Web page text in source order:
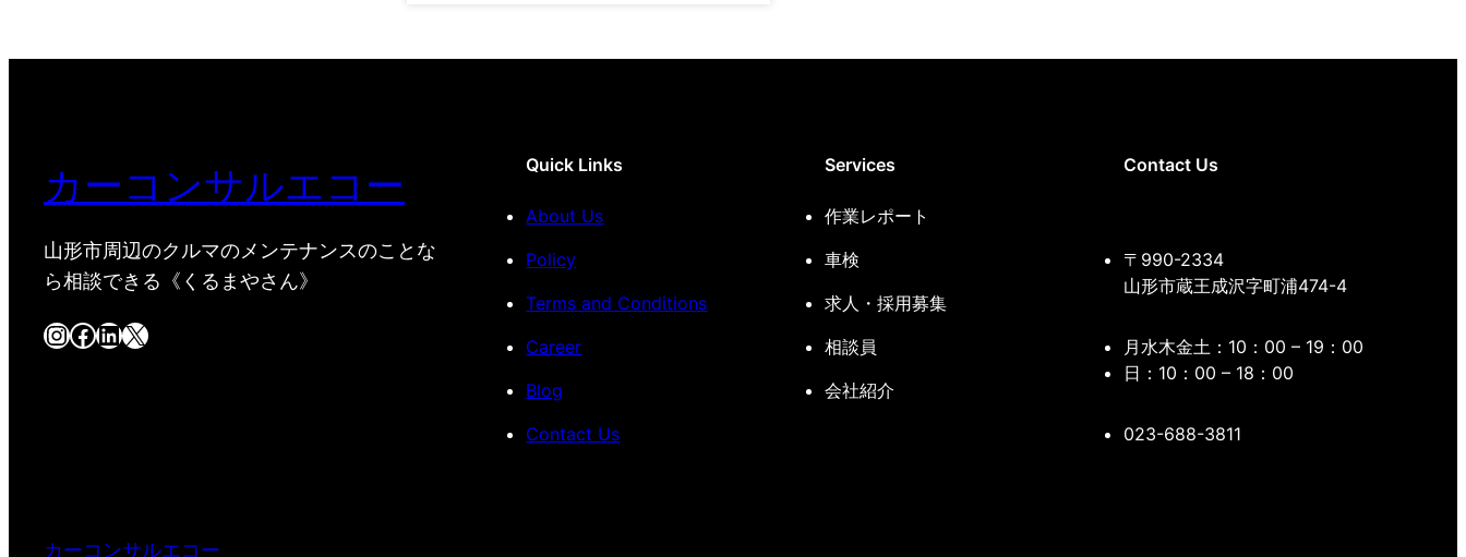
カーコンサルエコー
山形市周辺のクルマのメンテナンスのことな
ら相談できる《くるまやさん》
InstagramFacebook LinkedIn X
Quick Links
About Us
Policy
Terms and Conditions
Career
Blog
Contact Us
Services
作業レポート
車検
求人・採用募集
相談員
会社紹介
Contact Us
〒990-2334
山形市蔵王成沢字町浦474-4
月水木金土：10：00 – 19：00
日：10：00 – 18：00
023-688-3811
カーコンサルエコー